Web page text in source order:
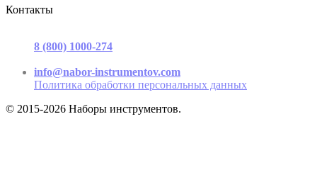
Контакты
8 (800) 1000-274
info@nabor-instrumentov.com
Политика обработки персональных данных
© 2015-2026 Наборы инструментов.